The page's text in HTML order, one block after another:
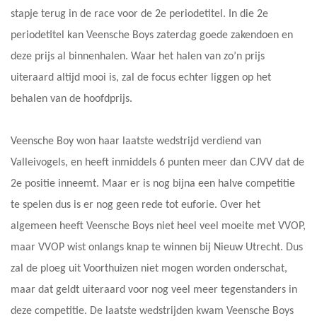
stapje terug in de race voor de 2e periodetitel. In die 2e
periodetitel kan Veensche Boys zaterdag goede zakendoen en
deze prijs al binnenhalen. Waar het halen van zo’n prijs
uiteraard altijd mooi is, zal de focus echter liggen op het
behalen van de hoofdprijs.
Veensche Boy won haar laatste wedstrijd verdiend van
Valleivogels, en heeft inmiddels 6 punten meer dan CJVV dat de
2e positie inneemt. Maar er is nog bijna een halve competitie
te spelen dus is er nog geen rede tot euforie. Over het
algemeen heeft Veensche Boys niet heel veel moeite met VVOP,
maar VVOP wist onlangs knap te winnen bij Nieuw Utrecht. Dus
zal de ploeg uit Voorthuizen niet mogen worden onderschat,
maar dat geldt uiteraard voor nog veel meer tegenstanders in
deze competitie. De laatste wedstrijden kwam Veensche Boys